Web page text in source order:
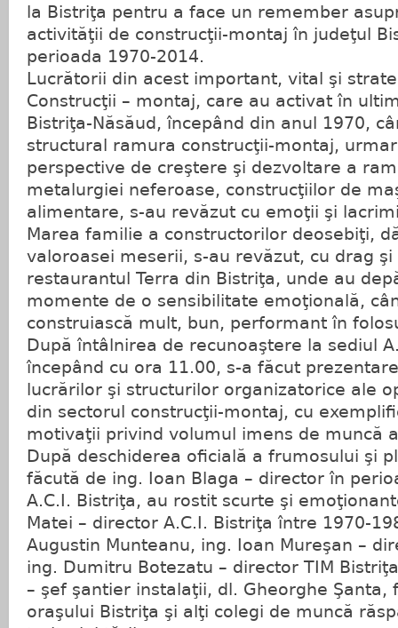
la Bistriţa pentru a face un remember
activităţii de construcţii-montaj în judeţul
perioada 1970-2014.
Lucrătorii din acest important, vital şi
Construcţii – montaj, care au activat în
Bistriţa-Năsăud, începând din anul 1970,
structural ramura construcţii-montaj,
perspective de creştere şi dezvoltare a
metalurgiei neferoase, construcţiilor de
alimentare, s-au revăzut cu emoţii şi
Marea familie a constructorilor deosebiţi,
valoroasei meserii, s-au revăzut, cu drag
restaurantul Terra din Bistriţa, unde au
momente de o sensibilitate emoţională,
construiască mult, bun, performant în
După întâlnirea de recunoaştere la sediul
începând cu ora 11.00, s-a făcut
lucrărilor şi structurilor organizatorice ale
din sectorul construcţii-montaj, cu
motivaţii privind volumul imens de muncă
După deschiderea oficială a frumosului şi
făcută de ing. Ioan Blaga – director în
A.C.I. Bistriţa, au rostit scurte şi
Matei – director A.C.I. Bistriţa între 1970-
Augustin Munteanu, ing. Ioan Mureşan –
ing. Dumitru Botezatu – director TIM
– şef şantier instalaţii, dl. Gheorghe Şanta,
oraşului Bistriţa şi alţi colegi de muncă